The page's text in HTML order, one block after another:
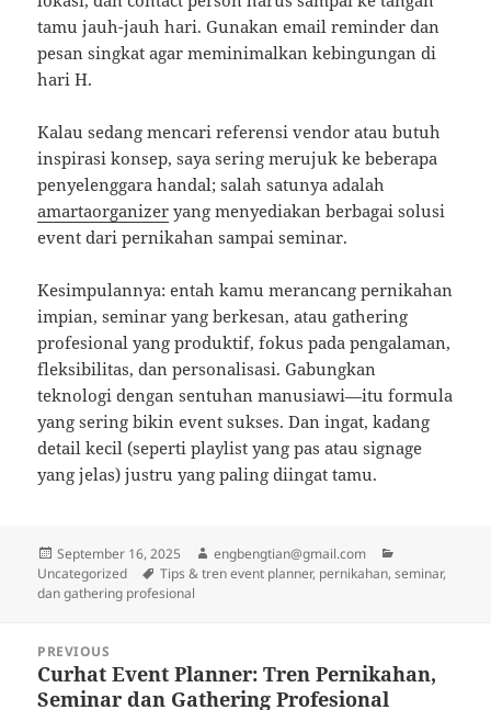
tamu jauh-jauh hari. Gunakan email reminder dan
pesan singkat agar meminimalkan kebingungan di
hari H.
Kalau sedang mencari referensi vendor atau butuh
inspirasi konsep, saya sering merujuk ke beberapa
penyelenggara handal; salah satunya adalah
amartaorganizer yang menyediakan berbagai solusi
event dari pernikahan sampai seminar.
Kesimpulannya: entah kamu merancang pernikahan
impian, seminar yang berkesan, atau gathering
profesional yang produktif, fokus pada pengalaman,
fleksibilitas, dan personalisasi. Gabungkan
teknologi dengan sentuhan manusiawi—itu formula
yang sering bikin event sukses. Dan ingat, kadang
detail kecil (seperti playlist yang pas atau signage
yang jelas) justru yang paling diingat tamu.
Posted
on
September 16, 2025 Author
engbengtian@gmail.com
Uncategorized
Tags
Tips & tren event planner, pernikahan, seminar,
dan gathering profesional
navigation
PREVIOUS
Previous
post:
Curhat Event Planner: Tren Pernikahan,
Seminar dan Gathering Profesional